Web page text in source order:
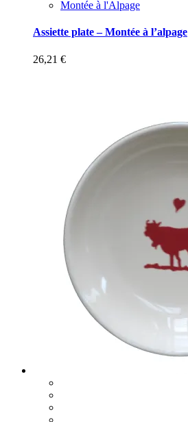
Montée à l'Alpage
Assiette plate – Montée à l’alpage
26,21 €